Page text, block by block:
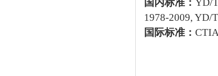
国内标准： YD/
1978-2009, YD/
国际标准：